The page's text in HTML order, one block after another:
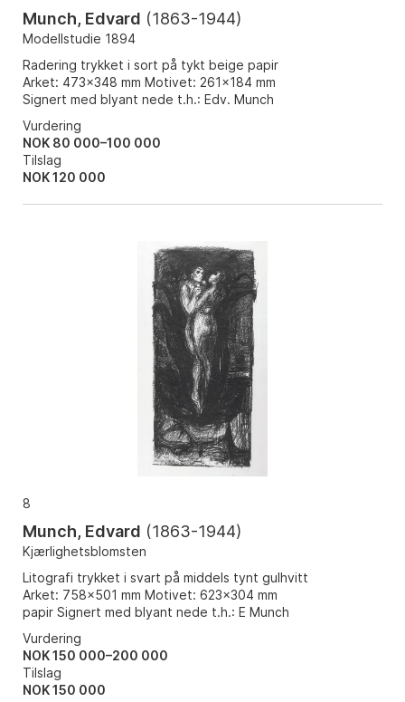
Munch, Edvard (1863-1944)
Modellstudie 1894
Radering trykket i sort på tykt beige papir
Arket: 473x348 mm Motivet: 261x184 mm
Signert med blyant nede t.h.: Edv. Munch
Vurdering
NOK 80 000–100 000
Tilslag
NOK120 000
8
Munch, Edvard (1863-1944)
Kjærlighetsblomsten
Litografi trykket i svart på middels tynt gulhvitt
Arket: 758x501 mm Motivet: 623x304 mm
papir Signert med blyant nede t.h.: E Munch
Vurdering
NOK 150 000–200 000
Tilslag
NOK150 000